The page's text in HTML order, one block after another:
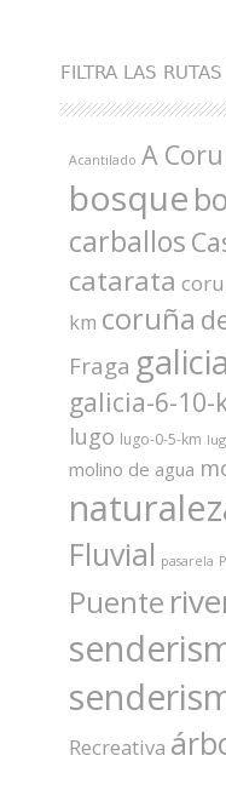
FILTRA LAS
Acantilado A
bosque
carballos
catarata
km coruña
Fraga galicia
galicia-6-10-
lugo lugo-0-5-km
molino de agua
Fluvial pasarela
Puente
Recreativa